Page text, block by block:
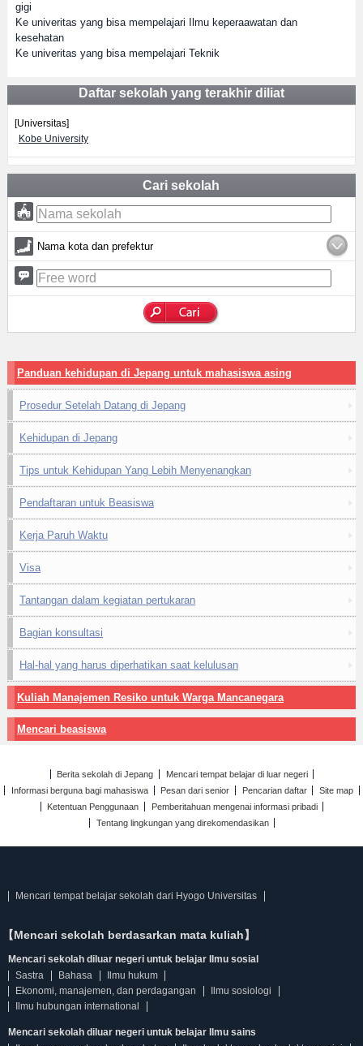
gigi
Ke univeritas yang bisa mempelajari Ilmu keperaawatan dan
kesehatan
Ke univeritas yang bisa mempelajari Teknik
Daftar sekolah yang terakhir diliat
[Universitas]
Kobe University
Cari sekolah
Nama kota dan prefektur
Panduan kehidupan di Jepang untuk mahasiswa asing
Prosedur Setelah Datang di Jepang
Kehidupan di Jepang
Tips untuk Kehidupan Yang Lebih Menyenangkan
Pendaftaran untuk Beasiswa
Kerja Paruh Waktu
Visa
Tantangan dalam kegiatan pertukaran
Bagian konsultasi
Hal-hal yang harus diperhatikan saat kelulusan
Kuliah Manajemen Resiko untuk Warga Mancanegara
Mencari beasiswa
Berita sekolah di Jepang
Mencari tempat belajar di luar negeri
Informasi berguna bagi mahasiswa
Pesan dari senior Pencarian daftar
Site map
Ketentuan Penggunaan
Pemberitahuan mengenai informasi pribadi
Tentang lingkungan yang direkomendasikan
Mencari tempat belajar sekolah dari Hyogo Universitas
【Mencari sekolah berdasarkan mata kuliah】
Mencari sekolah diluar negeri untuk belajar Ilmu sosial
Sastra
Bahasa
Ilmu hukum
Ekonomi, manajemen, dan perdagangan
Ilmu sosiologi
Ilmu hubungan international
Mencari sekolah diluar negeri untuk belajar Ilmu sains